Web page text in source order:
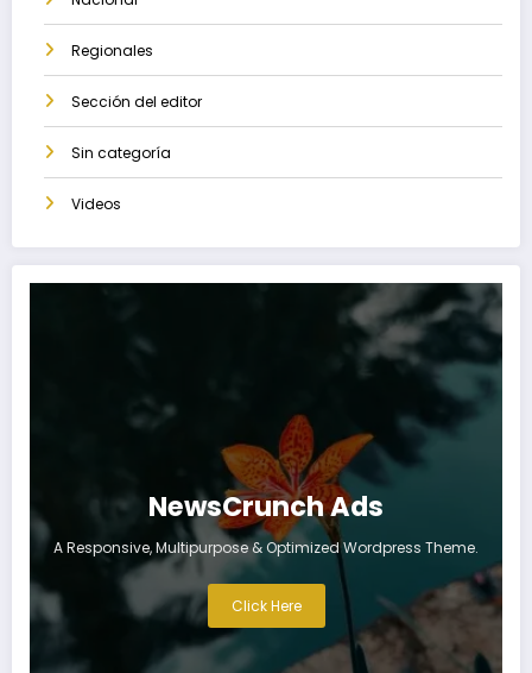
Regionales
Sección del editor
Sin categoría
Videos
NewsCrunch Ads
A Responsive, Multipurpose & Optimized Wordpress Theme.
Click Here